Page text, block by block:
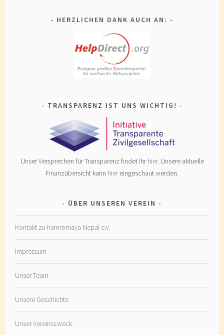
HERZLICHEN DANK AUCH AN:
TRANSPARENZ IST UNS WICHTIG!
Unser Versprechen für Transparenz findet Ihrhier. Unsere aktuelle
Finanzübersicht kann hiereingeschaut werden.
ÜBER UNSEREN VEREIN
Kontakt zu hamromaya Nepal e.V.
Impressum
Unser Team
Unsere Geschichte
Unser Vereinszweck